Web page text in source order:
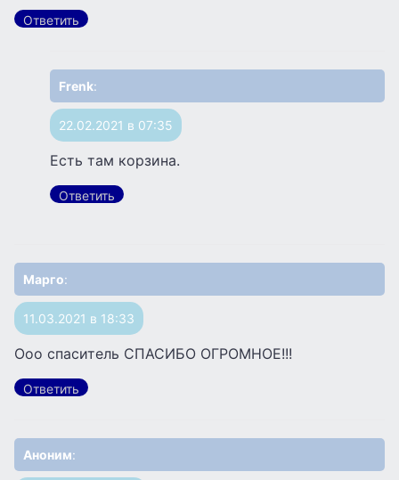
Ответить
Frenk:
22.02.2021 в 07:35
Есть там корзина.
Ответить
Марго:
11.03.2021 в 18:33
Ооо спаситель СПАСИБО ОГРОМНОЕ!!!
Ответить
Аноним: